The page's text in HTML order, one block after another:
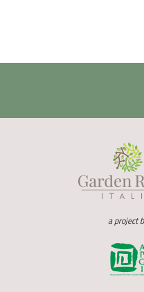
a project